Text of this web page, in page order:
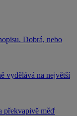
Dobrá, nebo
vydělává na největší
překvapivě měď